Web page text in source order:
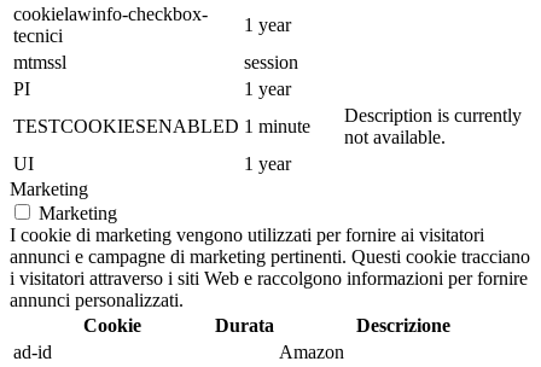
cookielawinfo-checkbox-
tecnici
1 year
mtmssl
session
PI
1 year
TESTCOOKIESENABLED 1 minute
Description is currently
not available.
UI
1 year
Marketing
Marketing
I cookie di marketing vengono utilizzati per fornire ai visitatori
annunci e campagne di marketing pertinenti. Questi cookie tracciano
i visitatori attraverso i siti Web e raccolgono informazioni per fornire
annunci personalizzati.
Cookie
Durata
Descrizione
ad-id
Amazon